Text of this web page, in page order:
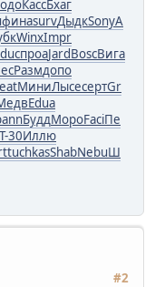
КассБхаг
финаsurvДыдкSonyA
WinxImpr
проаJardBoscВига
Размдопо
МиниЛысесертGr
Edua
БуддМороFaciПе
T-30Иллю
tuchkasShabNebuШ
#2